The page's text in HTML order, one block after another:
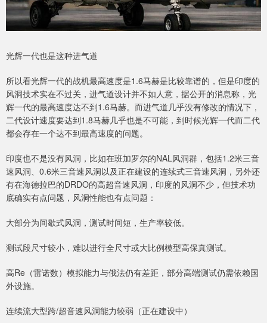
光辉一代也是这种进气道
所以看光辉一代的战机最高速度是1.6马赫是比较靠谱的，但是印度的
风洞技术实在不过关，进气道设计并不如人意，据公开的消息称，光
辉一代的最高速度达不到1.6马赫。而进气道几乎没有修改的情况下，
二代设计速度要达到1.8马赫几乎也是不可能，到时候光辉一代而二代
都会存在一个达不到最高速度的问题。
印度也不是没有风洞，比如在班加罗尔的NAL风洞群，包括1.2米三音
速风洞、0.6米三音速风洞以及正在建设的连续式三音速风洞，另外还
有在海德拉巴的DRDO的高超音速风洞，印度的风洞不少，但技术功
底确实有点问题，风洞性能也有点问题：
大部分为间歇式风洞，测试时间短，生产率较低。
测试段尺寸较小，难以进行全尺寸或大比例模型高保真测试。
高Re（雷诺数）模拟能力与俄法仍有差距，部分高端测试仍需依赖国
外设施。
连续流大型跨/超音速风洞能力较弱（正在建设中）